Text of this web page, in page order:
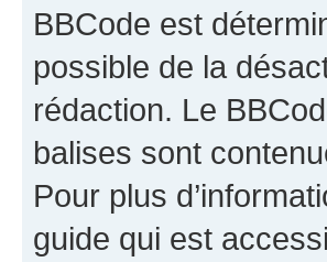
BBCode est
possible de la
rédaction. Le
balises sont
Pour plus
guide qui est